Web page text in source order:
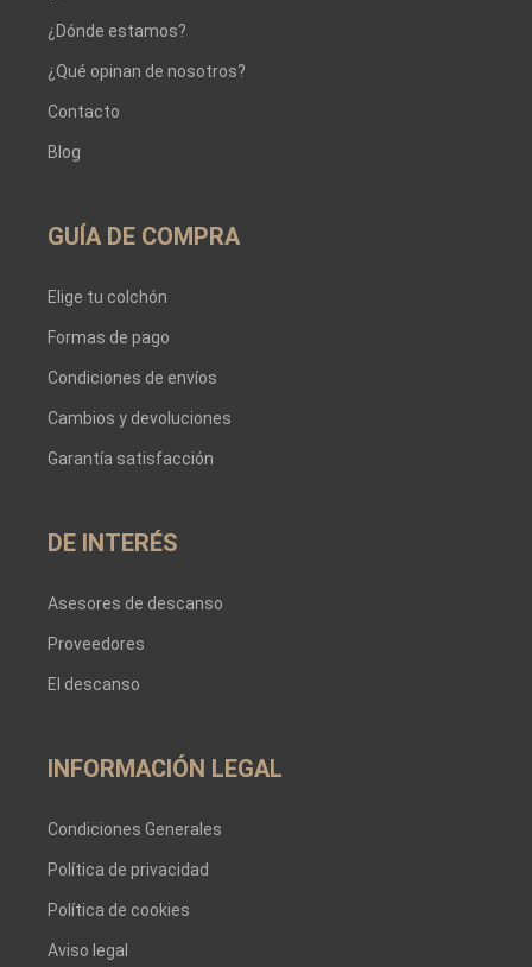
¿Dónde estamos?
¿Qué opinan de nosotros?
Contacto
Blog
GUÍA DE COMPRA
Elige tu colchón
Formas de pago
Condiciones de envíos
Cambios y devoluciones
Garantía satisfacción
DE INTERÉS
Asesores de descanso
Proveedores
El descanso
INFORMACIÓN LEGAL
Condiciones Generales
Política de privacidad
Política de cookies
Aviso legal